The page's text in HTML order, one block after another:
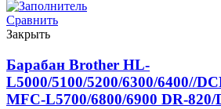
Сравнить
Закрыть
Барабан Brother HL-
L5000/5100/5200/6300/6400//
MFC-L5700/6800/6900 DR-820/